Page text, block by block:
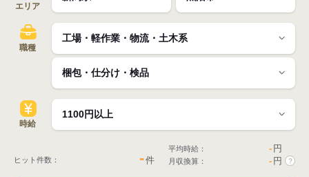
エリア
職種
時給
ヒット件数： -件
平均時給： - 円
月収換算： - 円 ?